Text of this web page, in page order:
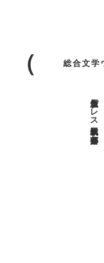
総合文学
金魚屋プレス日本版代表 齋藤都